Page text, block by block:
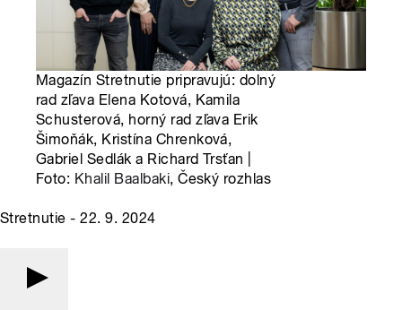
Magazín Stretnutie pripravujú: dolný
rad zľava Elena Kotová, Kamila
Schusterová, horný rad zľava Erik
Šimoňák, Kristína Chrenková,
Gabriel Sedlák a Richard Trsťan |
Foto: Khalil Baalbaki, Český rozhlas
Stretnutie - 22. 9. 2024